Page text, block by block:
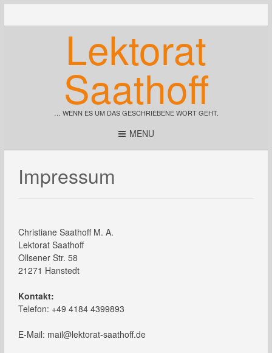
Lektorat
Saathoff
… WENN ES UM DAS GESCHRIEBENE WORT GEHT.
MENU
Impressum
Christiane Saathoff M. A.
Lektorat Saathoff
Ollsener Str. 58
21271 Hanstedt
Kontakt:
Telefon: +49 4184 4399893
E-Mail: mail@lektorat-saathoff.de